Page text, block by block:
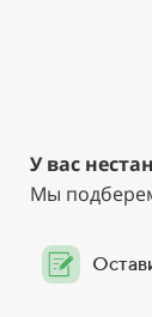
У вас
Мы